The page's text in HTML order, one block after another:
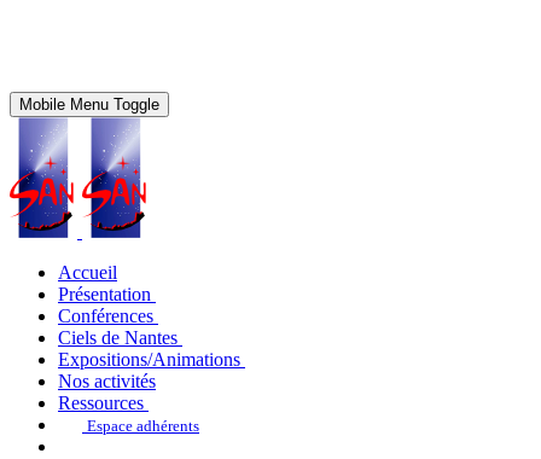
Mobile Menu Toggle
Accueil
Présentation
Conférences
Ciels de Nantes
Expositions/Animations
Nos activités
Ressources
Espace adhérents